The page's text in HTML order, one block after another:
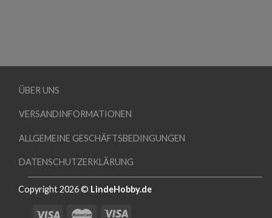
ÜBER UNS
VERSANDINFORMATIONEN
ALLGEMEINE GESCHÄFTSBEDINGUNGEN
DATENSCHUTZERKLÄRUNG
Copyright 2026 © LindeHobby.de